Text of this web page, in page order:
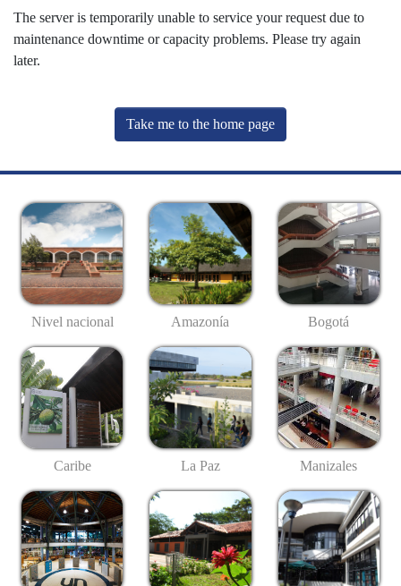
The server is temporarily unable to service your request due to
maintenance downtime or capacity problems. Please try again
later.
Take me to the home page
Nivel nacional Amazonía Bogotá
Caribe La Paz Manizales